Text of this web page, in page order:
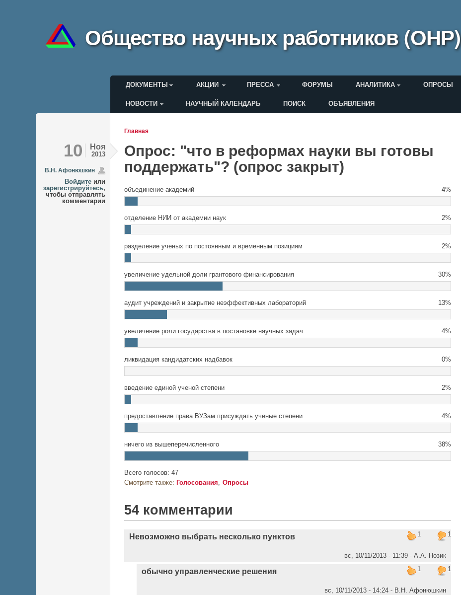
Общество научных работников (ОНР)
Главное меню
ДОКУМЕНТЫ АКЦИИ ПРЕССА ФОРУМЫ АНАЛИТИКА ОПРОСЫ
Меню пользователя
НОВОСТИ НАУЧНЫЙ КАЛЕНДАРЬ ПОИСК ОБЪЯВЛЕНИЯ
Вы здесь
Главная
10 Ноя
2013
В.Н. Афонюшкин
Войдите или
зарегистрируйтесь,
чтобы отправлять
комментарии
Опрос: "что в реформах науки вы готовы
поддержать"? (опрос закрыт)
объединение академий 4%
отделение НИИ от академии наук 2%
разделение ученых по постоянным и временным позициям 2%
увеличение удельной доли грантового финансирования 30%
аудит учреждений и закрытие неэффективных лабораторий 13%
увеличение роли государства в постановке научных задач 4%
ликвидация кандидатских надбавок 0%
введение единой ученой степени 2%
предоставление права ВУЗам присуждать ученые степени 4%
ничего из вышеперечисленного 38%
Всего голосов: 47
Смотрите также: Голосования Опросы
54 комментарии
1 1
Невозможно выбрать несколько пунктов
вс, 10/11/2013 - 11:39 - А.А. Нозик
1
1
обычно управленческие решения
вс, 10/11/2013 - 14:24 - В.Н. Афонюшкин